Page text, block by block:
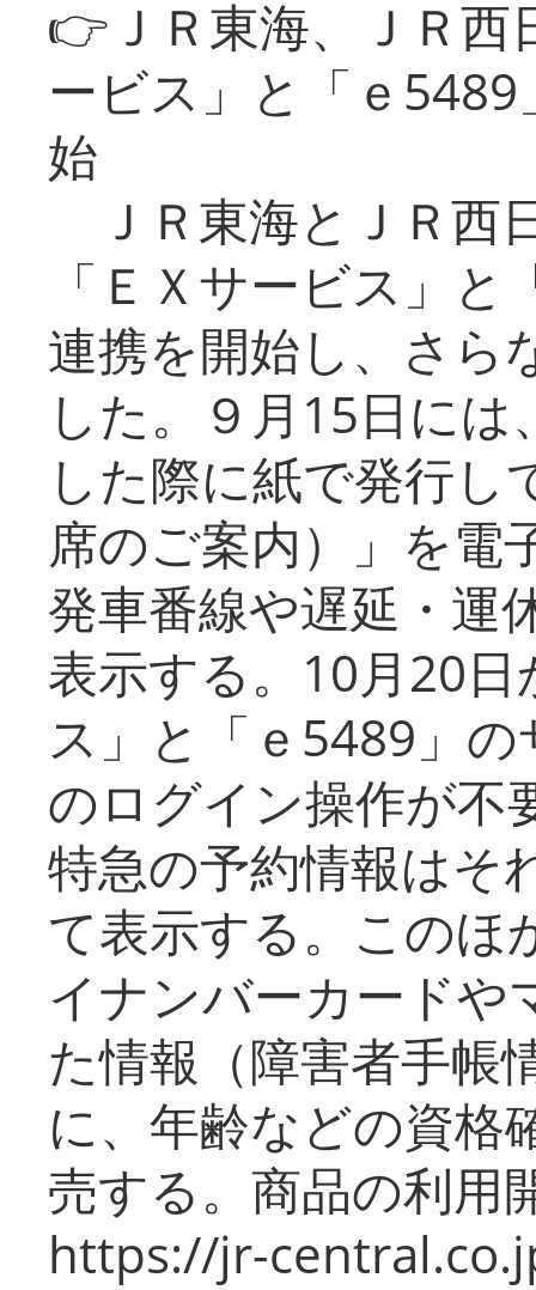
👉ＪＲ東海、ＪＲ
ービス」と「ｅ
始
ＪＲ東海とＪＲ西
「ＥＸサービス」
連携を開始し、さら
した。９月15日に
した際に紙で発行し
席のご案内）」を電
発車番線や遅延・運
表示する。10月20
ス」と「ｅ5489」
のログイン操作が不
特急の予約情報はそ
て表示する。このほ
イナンバーカードや
た情報（障害者手帳
に、年齢などの資格
売する。商品の利用
https://jr-